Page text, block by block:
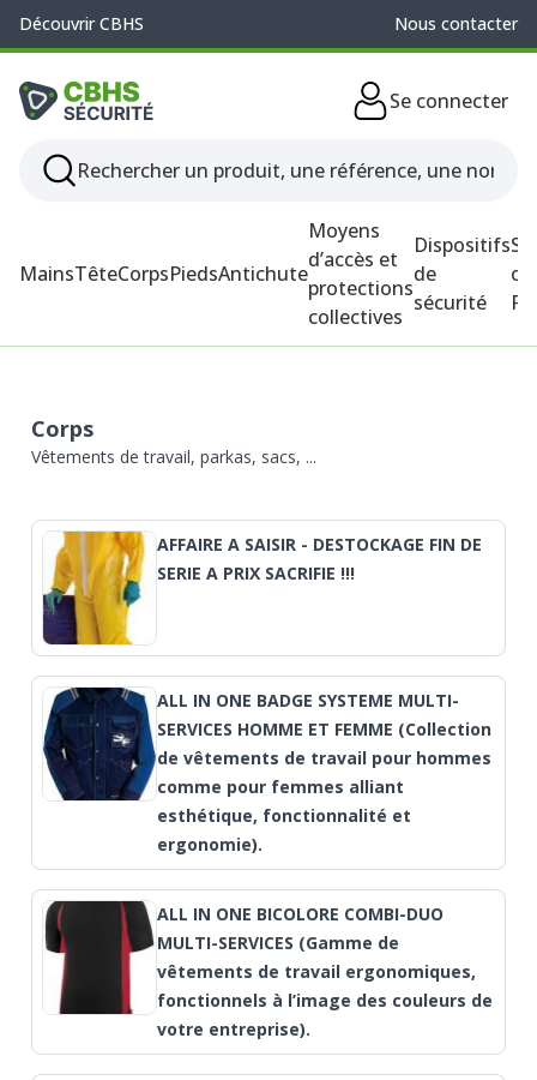
Découvrir CBHS Nous contacter
Se connecter
MainsTêteCorpsPiedsAntichute
Moyens
d’accès et
protections
collectives
Dispositifs
de
sécurité
Corps
Vêtements de travail, parkas, sacs, ...
AFFAIRE A SAISIR - DESTOCKAGE FIN DE
SERIE A PRIX SACRIFIE !!!
ALL IN ONE BADGE SYSTEME MULTI-
SERVICES HOMME ET FEMME (Collection
de vêtements de travail pour hommes
comme pour femmes alliant
esthétique, fonctionnalité et
ergonomie).
ALL IN ONE BICOLORE COMBI-DUO
MULTI-SERVICES (Gamme de
vêtements de travail ergonomiques,
fonctionnels à l’image des couleurs de
votre entreprise).